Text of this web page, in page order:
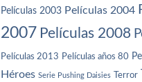
Películas 2003 Películas 2004
2007 Películas 2008
Películas 2013 Películas años 80
Héroes Serie Pushing Daisies Terror